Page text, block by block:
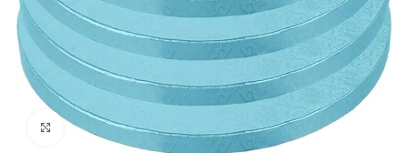
kattints a kinagyításhoz